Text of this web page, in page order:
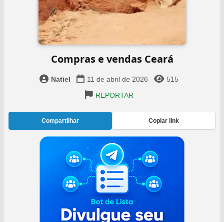
Compras e vendas Ceará
Natiel 11 de abril de 2026
515
REPORTAR
Compartilhar Copiar link